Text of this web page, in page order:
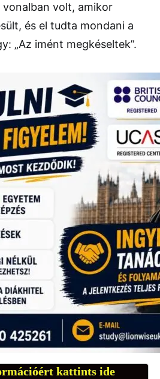
volt, amikor
és el tudta mondani a
„Az imént megkéseltek”.
kattints ide